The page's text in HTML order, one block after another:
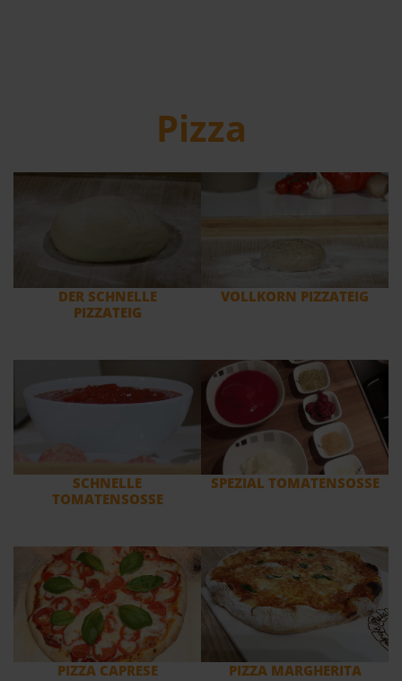
Pizza
DER SCHNELLE
PIZZATEIG
VOLLKORN PIZZATEIG
SCHNELLE
TOMATENSOSSE
SPEZIAL TOMATENSOSSE
PIZZA CAPRESE PIZZA MARGHERITA